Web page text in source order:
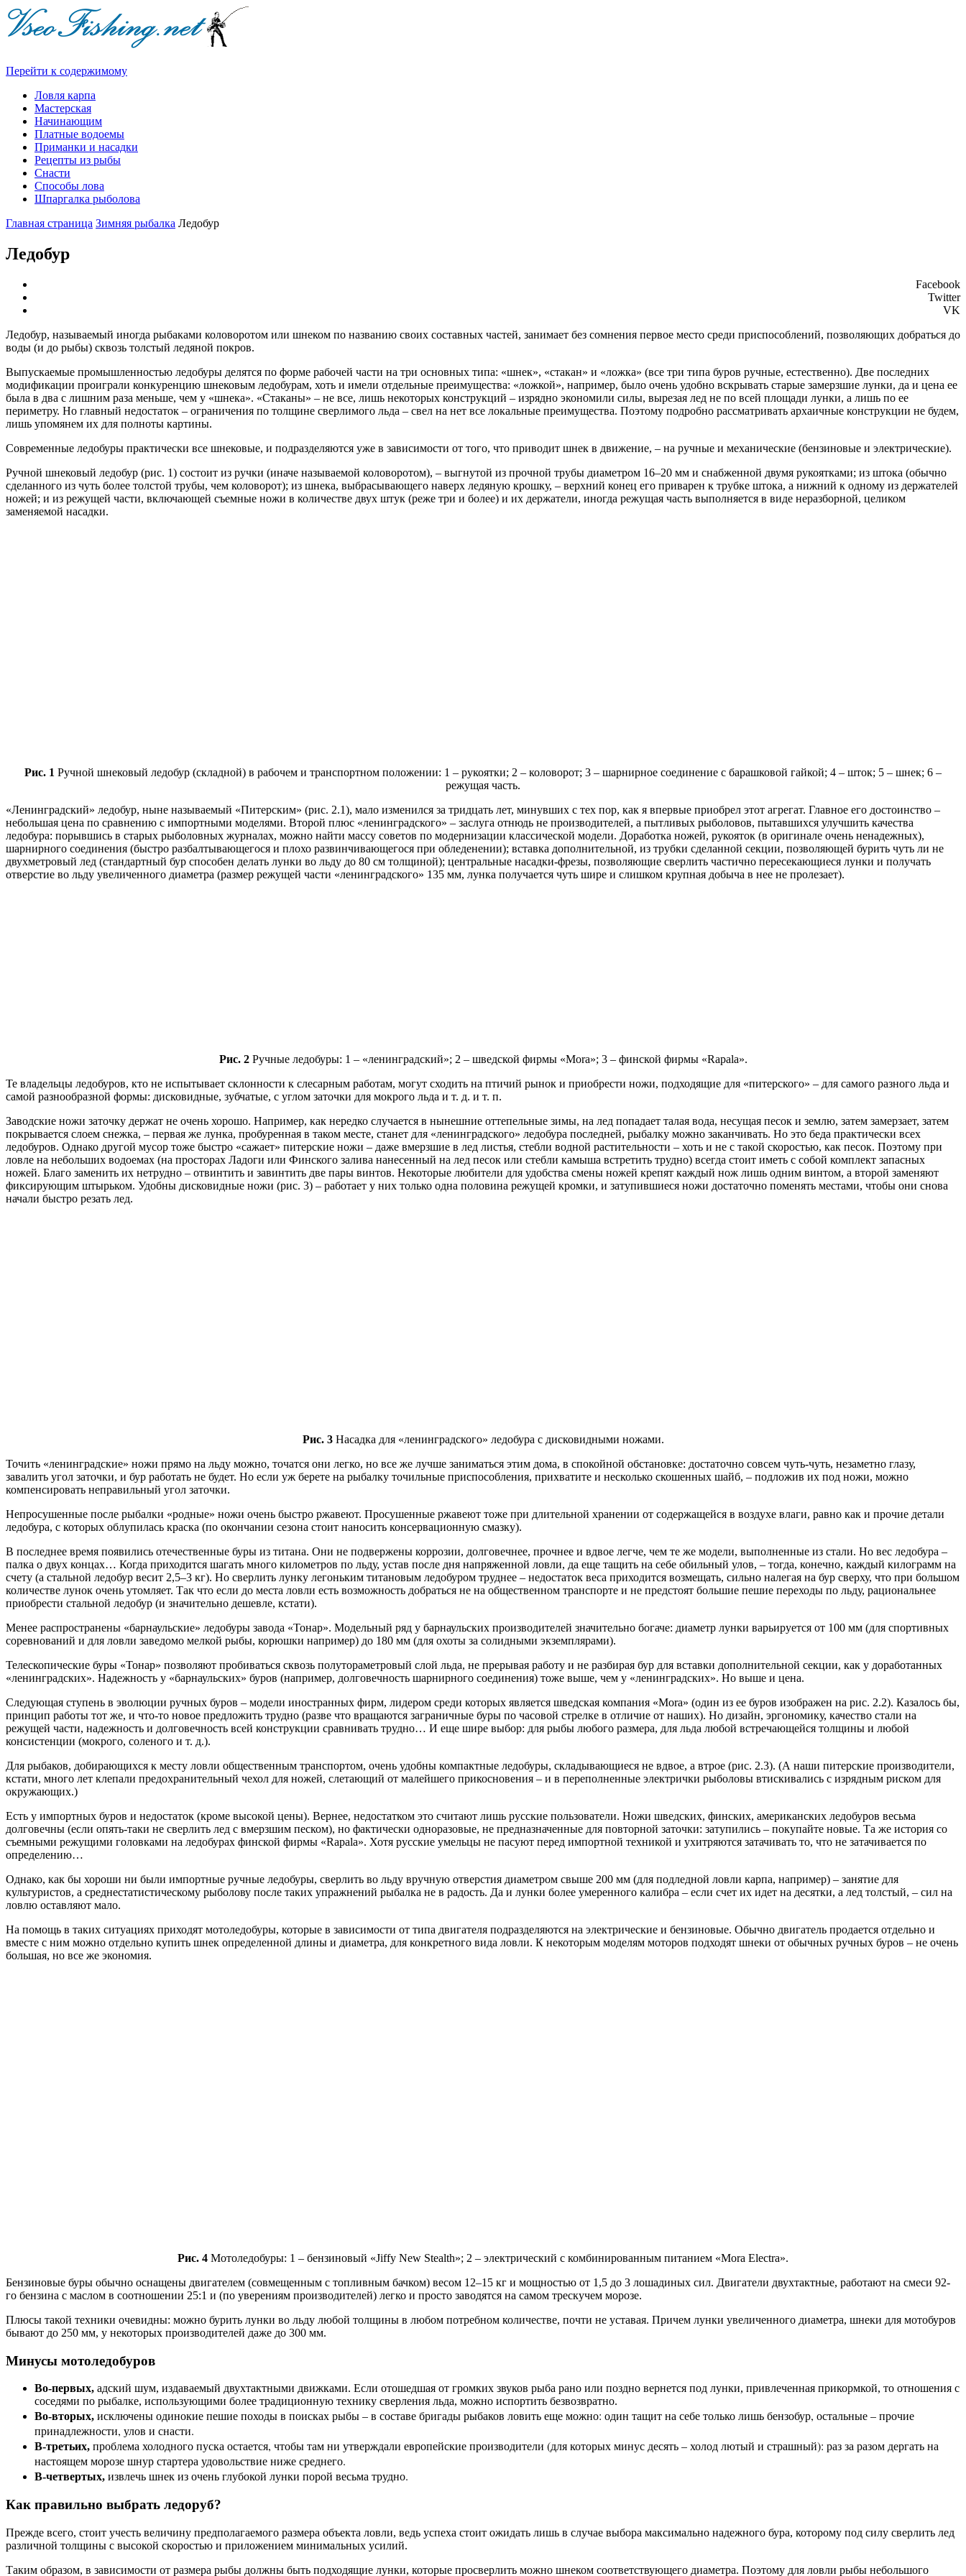
Перейти к содержимому
Ловля карпа
Мастерская
Начинающим
Платные водоемы
Приманки и насадки
Рецепты из рыбы
Снасти
Способы лова
Шпаргалка рыболова
Главная страница Зимняя рыбалка Ледобур
Ледобур
Facebook
Twitter
VK
Ледобур, называемый иногда рыбаками коловоротом или шнеком по названию своих составных частей, занимает без сомнения первое место среди приспособлений, позволяющих добраться до
воды (и до рыбы) сквозь толстый ледяной покров.
Выпускаемые промышленностью ледобуры делятся по форме рабочей части на три основных типа: «шнек», «стакан» и «ложка» (все три типа буров ручные, естественно). Две последних
модификации проиграли конкуренцию шнековым ледобурам, хоть и имели отдельные преимущества: «ложкой», например, было очень удобно вскрывать старые замерзшие лунки, да и цена ее
была в два с лишним раза меньше, чем у «шнека». «Стаканы» – не все, лишь некоторых конструкций – изрядно экономили силы, вырезая лед не по всей площади лунки, а лишь по ее
периметру. Но главный недостаток – ограничения по толщине сверлимого льда – свел на нет все локальные преимущества. Поэтому подробно рассматривать архаичные конструкции не будем,
лишь упомянем их для полноты картины.
Современные ледобуры практически все шнековые, и подразделяются уже в зависимости от того, что приводит шнек в движение, – на ручные и механические (бензиновые и электрические).
Ручной шнековый ледобур (рис. 1) состоит из ручки (иначе называемой коловоротом), – выгнутой из прочной трубы диаметром 16–20 мм и снабженной двумя рукоятками; из штока (обычно
сделанного из чуть более толстой трубы, чем коловорот); из шнека, выбрасывающего наверх ледяную крошку, – верхний конец его приварен к трубке штока, а нижний к одному из держателей
ножей; и из режущей части, включающей съемные ножи в количестве двух штук (реже три и более) и их держатели, иногда режущая часть выполняется в виде неразборной, целиком
заменяемой насадки.
Рис. 1 Ручной шнековый ледобур (складной) в рабочем и транспортном положении: 1 – рукоятки; 2 – коловорот; 3 – шарнирное соединение с барашковой гайкой; 4 – шток; 5 – шнек; 6 –
режущая часть.
«Ленинградский» ледобур, ныне называемый «Питерским» (рис. 2.1), мало изменился за тридцать лет, минувших с тех пор, как я впервые приобрел этот агрегат. Главное его достоинство –
небольшая цена по сравнению с импортными моделями. Второй плюс «ленинградского» – заслуга отнюдь не производителей, а пытливых рыболовов, пытавшихся улучшить качества
ледобура: порывшись в старых рыболовных журналах, можно найти массу советов по модернизации классической модели. Доработка ножей, рукояток (в оригинале очень ненадежных),
шарнирного соединения (быстро разбалтывающегося и плохо развинчивающегося при обледенении); вставка дополнительной, из трубки сделанной секции, позволяющей бурить чуть ли не
двухметровый лед (стандартный бур способен делать лунки во льду до 80 см толщиной); центральные насадки-фрезы, позволяющие сверлить частично пересекающиеся лунки и получать
отверстие во льду увеличенного диаметра (размер режущей части «ленинградского» 135 мм, лунка получается чуть шире и слишком крупная добыча в нее не пролезает).
Рис. 2Ручные ледобуры: 1 – «ленинградский»; 2 – шведской фирмы «Mora»; 3 – финской фирмы «Rapala».
Те владельцы ледобуров, кто не испытывает склонности к слесарным работам, могут сходить на птичий рынок и приобрести ножи, подходящие для «питерского» – для самого разного льда и
самой разнообразной формы: дисковидные, зубчатые, с углом заточки для мокрого льда и т. д. и т. п.
Заводские ножи заточку держат не очень хорошо. Например, как нередко случается в нынешние оттепельные зимы, на лед попадает талая вода, несущая песок и землю, затем замерзает, затем
покрывается слоем снежка, – первая же лунка, пробуренная в таком месте, станет для «ленинградского» ледобура последней, рыбалку можно заканчивать. Но это беда практически всех
ледобуров. Однако другой мусор тоже быстро «сажает» питерские ножи – даже вмерзшие в лед листья, стебли водной растительности – хоть и не с такой скоростью, как песок. Поэтому при
ловле на небольших водоемах (на просторах Ладоги или Финского залива нанесенный на лед песок или стебли камыша встретить трудно) всегда стоит иметь с собой комплект запасных
ножей. Благо заменить их нетрудно – отвинтить и завинтить две пары винтов. Некоторые любители для удобства смены ножей крепят каждый нож лишь одним винтом, а второй заменяют
фиксирующим штырьком. Удобны дисковидные ножи (рис. 3) – работает у них только одна половина режущей кромки, и затупившиеся ножи достаточно поменять местами, чтобы они снова
начали быстро резать лед.
Рис. 3Насадка для «ленинградского» ледобура с дисковидными ножами.
Точить «ленинградские» ножи прямо на льду можно, точатся они легко, но все же лучше заниматься этим дома, в спокойной обстановке: достаточно совсем чуть-чуть, незаметно глазу,
завалить угол заточки, и бур работать не будет. Но если уж берете на рыбалку точильные приспособления, прихватите и несколько скошенных шайб, – подложив их под ножи, можно
компенсировать неправильный угол заточки.
Непросушенные после рыбалки «родные» ножи очень быстро ржавеют. Просушенные ржавеют тоже при длительной хранении от содержащейся в воздухе влаги, равно как и прочие детали
ледобура, с которых облупилась краска (по окончании сезона стоит наносить консервационную смазку).
В последнее время появились отечественные буры из титана. Они не подвержены коррозии, долговечнее, прочнее и вдвое легче, чем те же модели, выполненные из стали. Но вес ледобура –
палка о двух концах… Когда приходится шагать много километров по льду, устав после дня напряженной ловли, да еще тащить на себе обильный улов, – тогда, конечно, каждый килограмм на
счету (а стальной ледобур весит 2,5–3 кг). Но сверлить лунку легоньким титановым ледобуром труднее – недостаток веса приходится возмещать, сильно налегая на бур сверху, что при большом
количестве лунок очень утомляет. Так что если до места ловли есть возможность добраться не на общественном транспорте и не предстоят большие пешие переходы по льду, рациональнее
приобрести стальной ледобур (и значительно дешевле, кстати).
Менее распространены «барнаульские» ледобуры завода «Тонар». Модельный ряд у барнаульских производителей значительно богаче: диаметр лунки варьируется от 100 мм (для спортивных
соревнований и для ловли заведомо мелкой рыбы, корюшки например) до 180 мм (для охоты за солидными экземплярами).
Телескопические буры «Тонар» позволяют пробиваться сквозь полутораметровый слой льда, не прерывая работу и не разбирая бур для вставки дополнительной секции, как у доработанных
«ленинградских». Надежность у «барнаульских» буров (например, долговечность шарнирного соединения) тоже выше, чем у «ленинградских». Но выше и цена.
Следующая ступень в эволюции ручных буров – модели иностранных фирм, лидером среди которых является шведская компания «Mora» (один из ее буров изображен на рис. 2.2). Казалось бы,
принцип работы тот же, и что-то новое предложить трудно (разве что вращаются заграничные буры по часовой стрелке в отличие от наших). Но дизайн, эргономику, качество стали на
режущей части, надежность и долговечность всей конструкции сравнивать трудно… И еще шире выбор: для рыбы любого размера, для льда любой встречающейся толщины и любой
консистенции (мокрого, соленого и т. д.).
Для рыбаков, добирающихся к месту ловли общественным транспортом, очень удобны компактные ледобуры, складывающиеся не вдвое, а втрое (рис. 2.3). (А наши питерские производители,
кстати, много лет клепали предохранительный чехол для ножей, слетающий от малейшего прикосновения – и в переполненные электрички рыболовы втискивались с изрядным риском для
окружающих.)
Есть у импортных буров и недостаток (кроме высокой цены). Вернее, недостатком это считают лишь русские пользователи. Ножи шведских, финских, американских ледобуров весьма
долговечны (если опять-таки не сверлить лед с вмерзшим песком), но фактически одноразовые, не предназначенные для повторной заточки: затупились – покупайте новые. Та же история со
съемными режущими головками на ледобурах финской фирмы «Rapala». Хотя русские умельцы не пасуют перед импортной техникой и ухитряются затачивать то, что не затачивается по
определению…
Однако, как бы хороши ни были импортные ручные ледобуры, сверлить во льду вручную отверстия диаметром свыше 200 мм (для подледной ловли карпа, например) – занятие для
культуристов, а среднестатистическому рыболову после таких упражнений рыбалка не в радость. Да и лунки более умеренного калибра – если счет их идет на десятки, а лед толстый, – сил на
ловлю оставляют мало.
На помощь в таких ситуациях приходят мотоледобуры, которые в зависимости от типа двигателя подразделяются на электрические и бензиновые. Обычно двигатель продается отдельно и
вместе с ним можно отдельно купить шнек определенной длины и диаметра, для конкретного вида ловли. К некоторым моделям моторов подходят шнеки от обычных ручных буров – не очень
большая, но все же экономия.
Рис. 4 Мотоледобуры: 1 – бензиновый «Jiffy New Stealth»; 2 – электрический с комбинированным питанием «Mora Electra».
Бензиновые буры обычно оснащены двигателем (совмещенным с топливным бачком) весом 12–15 кг и мощностью от 1,5 до 3 лошадиных сил. Двигатели двухтактные, работают на смеси 92-
го бензина с маслом в соотношении 25:1 и (по уверениям производителей) легко и просто заводятся на самом трескучем морозе.
Плюсы такой техники очевидны: можно бурить лунки во льду любой толщины в любом потребном количестве, почти не уставая. Причем лунки увеличенного диаметра, шнеки для мотобуров
бывают до 250 мм, у некоторых производителей даже до 300 мм.
Минусы мотоледобуров
Во-первых, адский шум, издаваемый двухтактными движками. Если отошедшая от громких звуков рыба рано или поздно вернется под лунки, привлеченная прикормкой, то отношения с
соседями по рыбалке, использующими более традиционную технику сверления льда, можно испортить безвозвратно.
Во-вторых, исключены одинокие пешие походы в поисках рыбы – в составе бригады рыбаков ловить еще можно: один тащит на себе только лишь бензобур, остальные – прочие
принадлежности, улов и снасти.
В-третьих, проблема холодного пуска остается, чтобы там ни утверждали европейские производители (для которых минус десять – холод лютый и страшный): раз за разом дергать на
настоящем морозе шнур стартера удовольствие ниже среднего.
В-четвертых, извлечь шнек из очень глубокой лунки порой весьма трудно.
Как правильно выбрать ледоруб?
Прежде всего, стоит учесть величину предполагаемого размера объекта ловли, ведь успеха стоит ожидать лишь в случае выбора максимально надежного бура, которому под силу сверлить лед
различной толщины с высокой скоростью и приложением минимальных усилий.
Таким образом, в зависимости от размера рыбы должны быть подходящие лунки, которые просверлить можно шнеком соответствующего диаметра. Поэтому для ловли рыбы небольшого